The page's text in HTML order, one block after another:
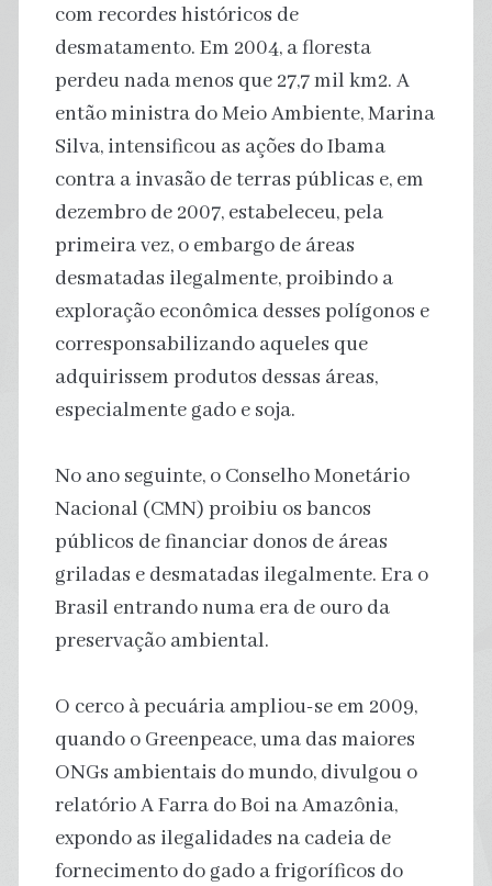
com recordes históricos de
desmatamento. Em 2004, a floresta
perdeu nada menos que 27,7 mil km2. A
então ministra do Meio Ambiente, Marina
Silva, intensificou as ações do Ibama
contra a invasão de terras públicas e, em
dezembro de 2007, estabeleceu, pela
primeira vez, o embargo de áreas
desmatadas ilegalmente, proibindo a
exploração econômica desses polígonos e
corresponsabilizando aqueles que
adquirissem produtos dessas áreas,
especialmente gado e soja.
No ano seguinte, o Conselho Monetário
Nacional (CMN) proibiu os bancos
públicos de financiar donos de áreas
griladas e desmatadas ilegalmente. Era o
Brasil entrando numa era de ouro da
preservação ambiental.
O cerco à pecuária ampliou-se em 2009,
quando o Greenpeace, uma das maiores
ONGs ambientais do mundo, divulgou o
relatório A Farra do Boi na Amazônia,
expondo as ilegalidades na cadeia de
fornecimento do gado a frigoríficos do